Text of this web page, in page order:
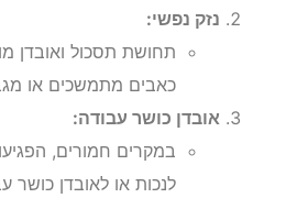
נזק נפשי:
תחושת תסכול ואובדן
כאבים מתמשכים או
אובדן כושר עבודה:
במקרים חמורים,
לנכות או לאובדן כושר